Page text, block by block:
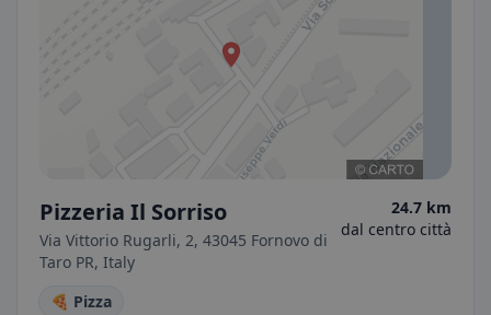
Pizzeria Il Sorriso
Via Vittorio Rugarli, 2, 43045 Fornovo di
Taro PR, Italy
24.7 km
dal centro città
🍕 Pizza